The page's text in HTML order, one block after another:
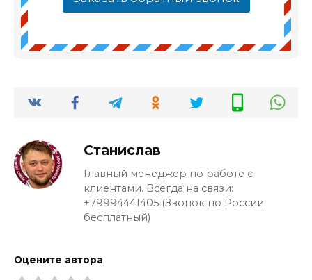
Станислав
Главный менеджер по работе с
клиентами. Всегда на связи:
+79994441405 (Звонок по России
бесплатный)
Оцените автора